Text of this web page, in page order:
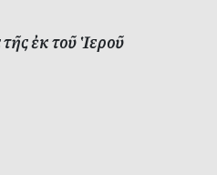
ἐκ τοῦ Ἱεροῦ